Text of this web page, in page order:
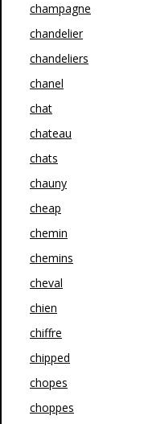
champagne
chandelier
chandeliers
chanel
chat
chateau
chats
chauny
cheap
chemin
chemins
cheval
chien
chiffre
chipped
chopes
choppes